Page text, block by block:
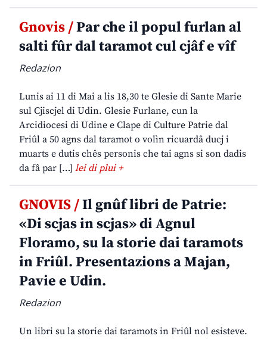
Gnovis /Par che il popul furlan al
salti fûr dal taramot cul cjâf e vîf
Redazion
Lunis ai 11 di Mai a lis 18,30 te Glesie di Sante Marie
sul Cjiscjel di Udin. Glesie Furlane, cun la
Arcidiocesi di Udine e Clape di Culture Patrie dal
Friûl a 50 agns dal taramot o volìn ricuardâ ducj i
muarts e dutis chês personis che tai agns si son dadis
da fâ par […] lei di plui +
GNOVIS /Il gnûf libri de Patrie:
«Di scjas in scjas» di Agnul
Floramo, su la storie dai taramots
in Friûl. Presentazions a Majan,
Pavie e Udin.
Redazion
Un libri su la storie dai taramots in Friûl nol esisteve.